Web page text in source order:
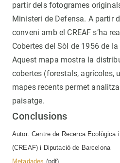
partir dels fotogrames
Ministeri de Defensa. A partir
conveni amb el CREAF s’ha
Cobertes del Sòl de 1956 de
Aquest mapa mostra la
cobertes (forestals, agrícoles,
mapes recents permet
paisatge.
Conclusions
Autor: Centre de Recerca Ecològica
(CREAF) i Diputació de Barcelona
Metadades (pdf)